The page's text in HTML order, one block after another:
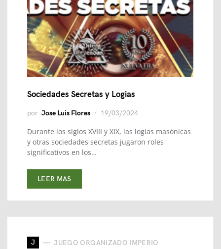
Sociedades Secretas y Logias
por Jose Luis Flores 19/03/2024
Durante los siglos XVIII y XIX, las logias masónicas
y otras sociedades secretas jugaron roles
significativos en los…
LEER MAS
J JUEGO ORGANIZADO IMPERIO